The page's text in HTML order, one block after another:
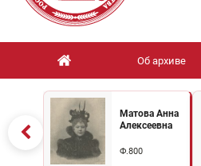
Об архиве
Матова Анна
Алексеевна
Ф.800